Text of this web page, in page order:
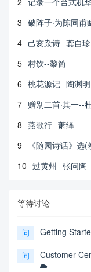
3 破阵子·为陈同
4 己亥杂诗--龚自珍
5 村饮--黎简
6 桃花源记--陶渊明
7 赠别二首·其一--
8 燕歌行--萧绎
9
《随园诗话》选
10 过黄州--张问陶
等待讨论
问 Getting
问 Customer